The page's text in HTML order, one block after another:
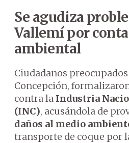
Se agudiza
Vallemí por
ambiental
Ciudadanos preocupados
Concepción,
contra la Industria
(INC), acusándola de
daños al medio
transporte de coque por